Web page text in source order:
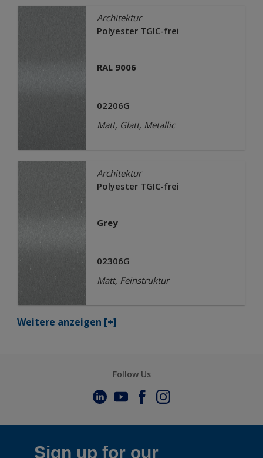
Architektur
Polyester TGIC-frei
RAL 9006
02206G
Matt, Glatt, Metallic
Architektur
Polyester TGIC-frei
Grey
02306G
Matt, Feinstruktur
Weitere anzeigen [+]
Follow Us